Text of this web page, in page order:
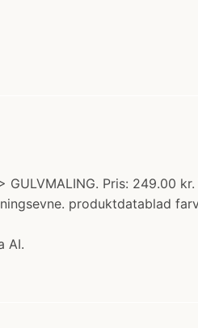
GULVMALING. Pris:
produktdatablad
AI.